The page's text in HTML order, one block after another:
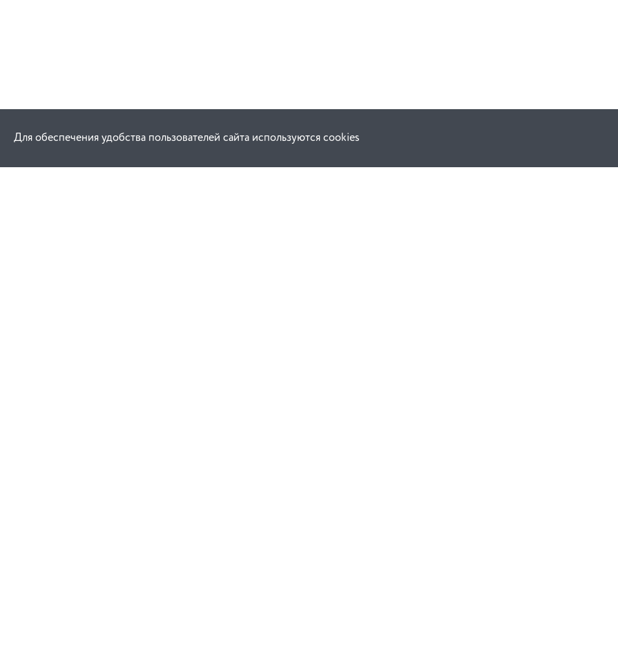
Для обеспечения удобства пользователей сайта используются cookies